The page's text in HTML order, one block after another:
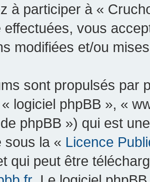
à participer à «
effectuées, vous
modifiées et/ou
sont propulsés par
logiciel phpBB », «
phpBB ») qui est
sous la « Licence
qui peut être